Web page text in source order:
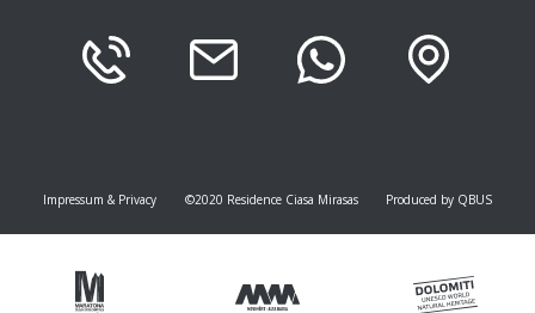
Impressum & Privacy ©2020 Residence Ciasa Mirasas Produced by QBUS